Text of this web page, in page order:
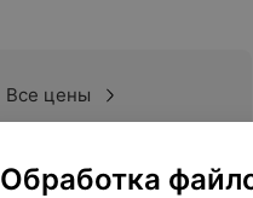
Все цены
Обработка